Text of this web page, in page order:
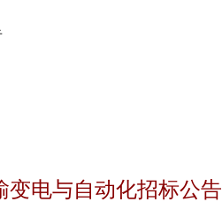
变电与自动化招标公告